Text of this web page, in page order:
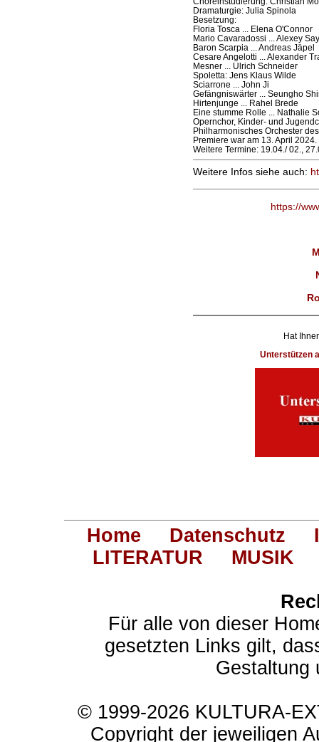
Dramaturgie: Julia Spinola
Besetzung:
Floria Tosca ... Elena O'Connor
Mario Cavaradossi ... Alexey
Baron Scarpia ... Andreas Jäpel
Cesare Angelotti ... Alexander
Mesner ... Ulrich Schneider
Spoletta: Jens Klaus Wilde
Sciarrone ... John Ji
Gefängniswärter ... Seungho
Hirtenjunge ... Rahel Brede
Eine stumme Rolle ... Nathalie
Opernchor, Kinder- und
Philharmonisches Orchester
Premiere war am 13. April 2024.
Weitere Termine: 19.04./ 02.,
Weitere Infos siehe auch:
https://
Hat
Unterstützen
Home Datenschutz
LITERATUR
MUSIK
Für alle von dieser
gesetzten Links gilt,
Gestaltung
© 1999-2026 KULTURA-
Copyright der jeweiligen